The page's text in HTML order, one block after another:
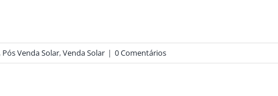
, Pós Venda Solar,Venda Solar | 0 Comentários